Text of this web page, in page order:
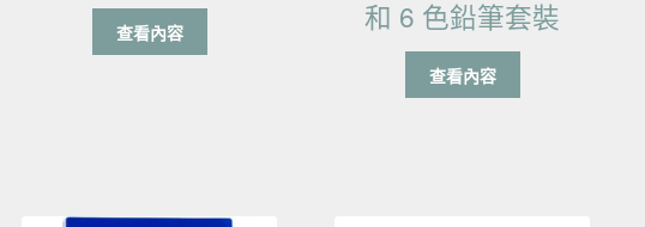
查看內容
和 6 色鉛筆套裝
查看內容